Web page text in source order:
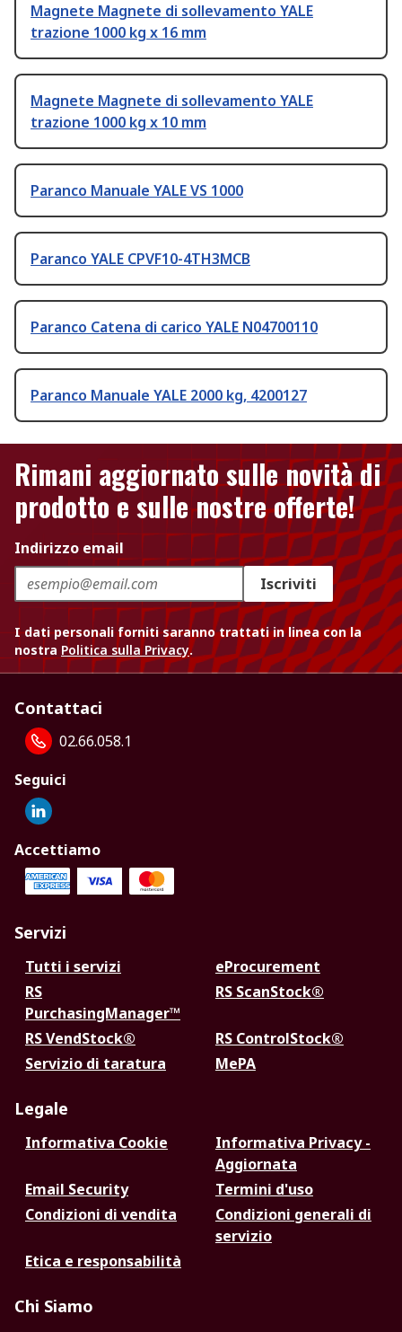
Magnete Magnete di sollevamento YALE
trazione 1000 kg x 16 mm
Magnete Magnete di sollevamento YALE
trazione 1000 kg x 10 mm
Paranco Manuale YALE VS 1000
Paranco YALE CPVF10-4TH3MCB
Paranco Catena di carico YALE N04700110
Paranco Manuale YALE 2000 kg, 4200127
Rimani aggiornato sulle novità di
prodotto e sulle nostre offerte!
Indirizzo email
Iscriviti
I dati personali forniti saranno trattati in linea con la
nostra Politica sulla Privacy.
Contattaci
02.66.058.1
Seguici
Accettiamo
Servizi
Tutti i servizi
eProcurement
RS
PurchasingManager™
RS ScanStock®
RS VendStock®
RS ControlStock®
Servizio di taratura
MePA
Legale
Informativa Cookie
Informativa Privacy -
Aggiornata
Email Security
Termini d'uso
Condizioni di vendita
Condizioni generali di
servizio
Etica e responsabilità
Chi Siamo